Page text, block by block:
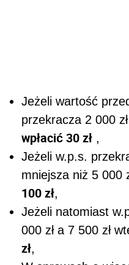
Jeżeli wartość
przekracza 2 000
wpłacić 30 zł ,
Jeżeli w.p.s.
mniejsza niż 5 000
100 zł,
Jeżeli natomiast
000 zł a 7 500 zł
zł,